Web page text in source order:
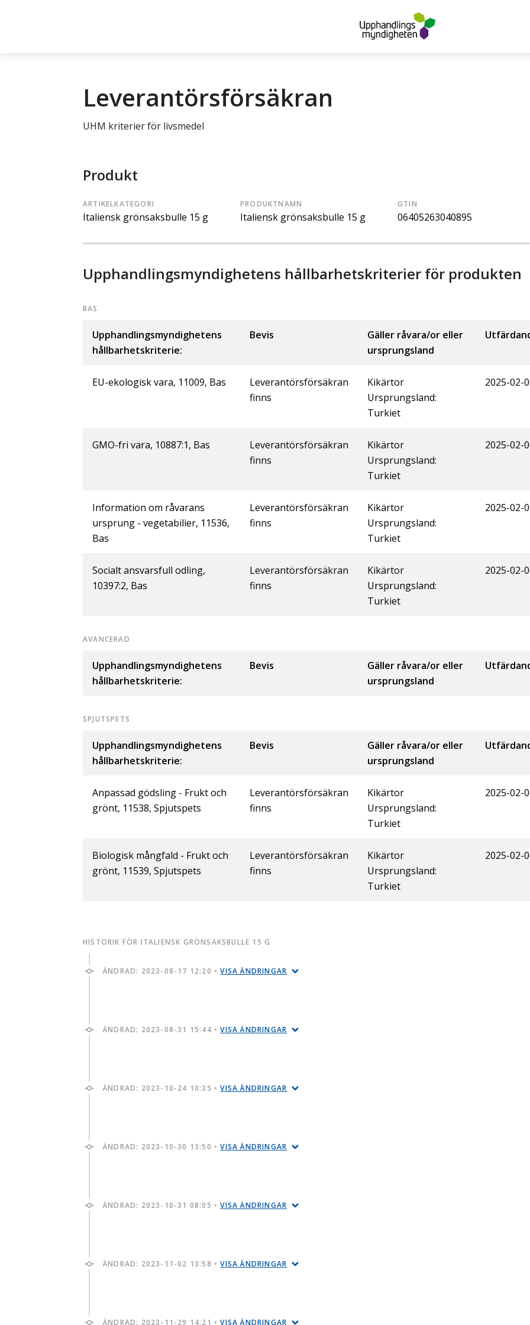
Leverantörsförsäkran
UHM kriterier för livsmedel
Produkt
ARTIKELKATEGORI
Italiensk grönsaksbulle 15 g
PRODUKTNAMN
Italiensk grönsaksbulle 15 g
GTIN
06405263040895
Upphandlingsmyndighetens hållbarhetskriterier för produkten
BAS
Upphandlingsmyndighetens
hållbarhetskriterie:
Bevis
Gäller råvara/or eller
ursprungsland
EU-ekologisk vara, 11009, Bas
Leverantörsförsäkran
finns
Kikärtor
Ursprungsland:
Turkiet
2025-02-
GMO-fri vara, 10887:1, Bas
Leverantörsförsäkran
finns
Kikärtor
Ursprungsland:
Turkiet
2025-02-
Information om råvarans
ursprung - vegetabilier, 11536,
Bas
Leverantörsförsäkran
finns
Kikärtor
Ursprungsland:
Turkiet
2025-02-
Socialt ansvarsfull odling,
10397:2, Bas
Leverantörsförsäkran
finns
Kikärtor
Ursprungsland:
Turkiet
2025-02-
AVANCERAD
Upphandlingsmyndighetens
hållbarhetskriterie:
Bevis
Gäller råvara/or eller
ursprungsland
SPJUTSPETS
Upphandlingsmyndighetens
hållbarhetskriterie:
Bevis
Gäller råvara/or eller
ursprungsland
Anpassad gödsling - Frukt och
grönt, 11538, Spjutspets
Leverantörsförsäkran
finns
Kikärtor
Ursprungsland:
Turkiet
2025-02-
Biologisk mångfald - Frukt och
grönt, 11539, Spjutspets
Leverantörsförsäkran
finns
Kikärtor
Ursprungsland:
Turkiet
2025-02-
HISTORIK FÖR ITALIENSK GRÖNSAKSBULLE 15 G
ÄNDRAD: 2023-08-17 12:20 •VISA ÄNDRINGAR
ÄNDRAD: 2023-08-31 15:44 •VISA ÄNDRINGAR
ÄNDRAD: 2023-10-24 10:35 •VISA ÄNDRINGAR
ÄNDRAD: 2023-10-30 13:50 •VISA ÄNDRINGAR
ÄNDRAD: 2023-10-31 08:05 •VISA ÄNDRINGAR
ÄNDRAD: 2023-11-02 13:58 •VISA ÄNDRINGAR
ÄNDRAD: 2023-11-29 14:21 •VISA ÄNDRINGAR